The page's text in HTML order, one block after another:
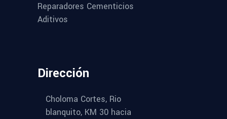
Reparadores Cementicios
Aditivos
Dirección
Choloma Cortes, Rio
blanquito, KM 30 hacia